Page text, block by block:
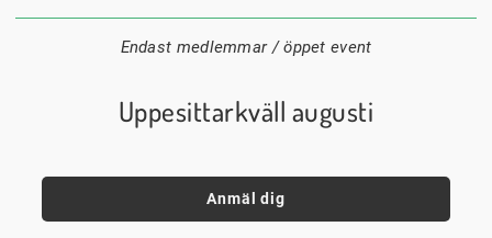
Endast medlemmar / öppet event
Uppesittarkväll augusti
Anmäl dig